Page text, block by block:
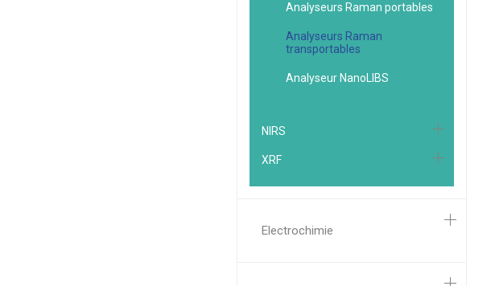
Analyseurs Raman portables
Analyseurs Raman
transportables
Analyseur NanoLIBS
NIRS
XRF
Electrochimie